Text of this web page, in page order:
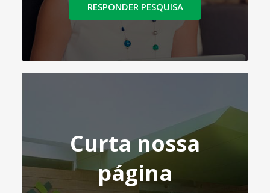
RESPONDER PESQUISA
Curta nossa
página